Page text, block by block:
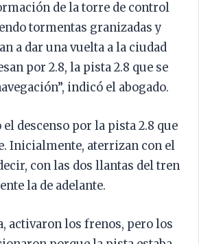
de la torre de control
tormentas granizadas y
a dar una vuelta a la ciudad
por 2.8, la pista 2.8 que se
indicó el abogado.
descenso por la pista 2.8 que
Inicialmente, aterrizan con el
con las dos llantas del tren
la de adelante.
activaron los frenos, pero los